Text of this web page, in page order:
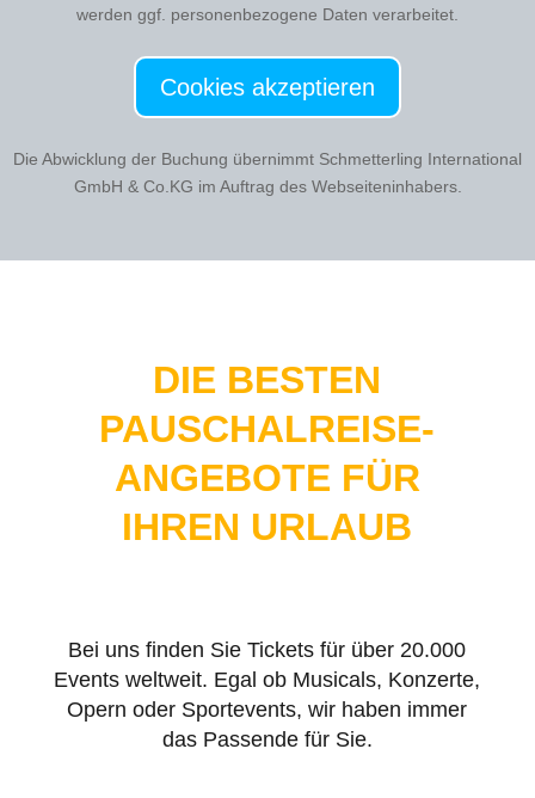
werden ggf. personenbezogene Daten verarbeitet.
Cookies akzeptieren
Die Abwicklung der Buchung übernimmt Schmetterling International
GmbH & Co.KG im Auftrag des Webseiteninhabers.
DIE BESTEN
PAUSCHALREISE-
ANGEBOTE FÜR
IHREN URLAUB
Bei uns finden Sie Tickets für über 20.000
Events weltweit. Egal ob Musicals, Konzerte,
Opern oder Sportevents, wir haben immer
das Passende für Sie.